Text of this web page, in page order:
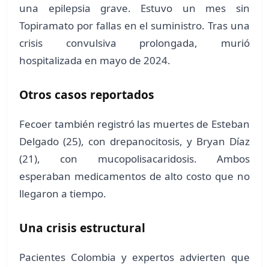
una epilepsia grave. Estuvo un mes sin
Topiramato por fallas en el suministro. Tras una
crisis convulsiva prolongada, murió
hospitalizada en mayo de 2024.
Otros casos reportados
Fecoer también registró las muertes de Esteban
Delgado (25), con drepanocitosis, y Bryan Díaz
(21), con mucopolisacaridosis. Ambos
esperaban medicamentos de alto costo que no
llegaron a tiempo.
Una crisis estructural
Pacientes Colombia y expertos advierten que